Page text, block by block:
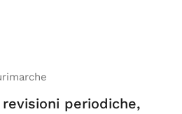
revisioni periodiche,